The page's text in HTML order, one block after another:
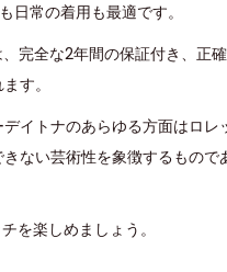
常の着用も最適です。
完全な2年間の保証付き、正
す。
イトナのあらゆる方面はロレ
ない芸術性を象徴するもので
を楽しめましょう。